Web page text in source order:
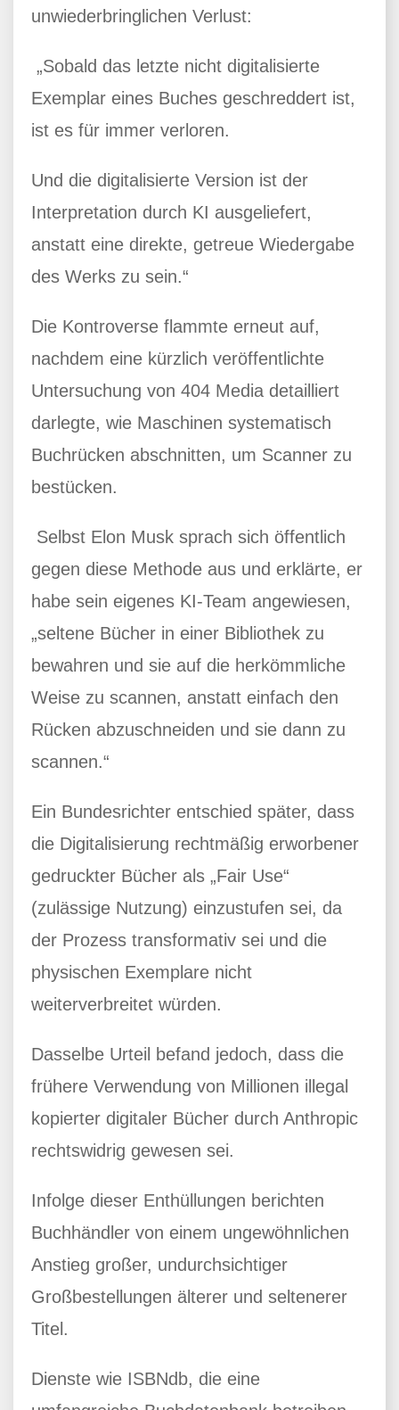
unwiederbringlichen Verlust:
„Sobald das letzte nicht digitalisierte
Exemplar eines Buches geschreddert ist,
ist es für immer verloren.
Und die digitalisierte Version ist der
Interpretation durch KI ausgeliefert,
anstatt eine direkte, getreue Wiedergabe
des Werks zu sein.“
Die Kontroverse flammte erneut auf,
nachdem eine kürzlich veröffentlichte
Untersuchung von 404 Media detailliert
darlegte, wie Maschinen systematisch
Buchrücken abschnitten, um Scanner zu
bestücken.
Selbst Elon Musk sprach sich öffentlich
gegen diese Methode aus und erklärte, er
habe sein eigenes KI-Team angewiesen,
„seltene Bücher in einer Bibliothek zu
bewahren und sie auf die herkömmliche
Weise zu scannen, anstatt einfach den
Rücken abzuschneiden und sie dann zu
scannen.“
Ein Bundesrichter entschied später, dass
die Digitalisierung rechtmäßig erworbener
gedruckter Bücher als „Fair Use“
(zulässige Nutzung) einzustufen sei, da
der Prozess transformativ sei und die
physischen Exemplare nicht
weiterverbreitet würden.
Dasselbe Urteil befand jedoch, dass die
frühere Verwendung von Millionen illegal
kopierter digitaler Bücher durch Anthropic
rechtswidrig gewesen sei.
Infolge dieser Enthüllungen berichten
Buchhändler von einem ungewöhnlichen
Anstieg großer, undurchsichtiger
Großbestellungen älterer und seltenerer
Titel.
Dienste wie ISBNdb, die eine